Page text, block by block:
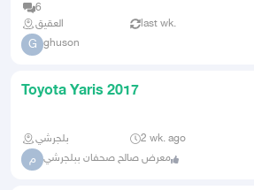
6
العقيق
last wk.
G ghuson
Toyota Yaris 2017
بلجرشي 2 wk. ago
م معرض صالح صحفان ببلجرشي